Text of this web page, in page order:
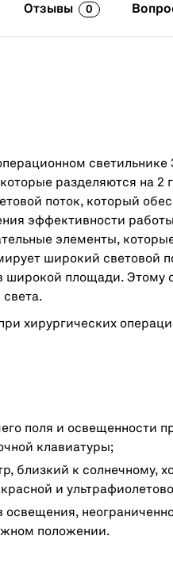
Отзывы 0
разделяются на 2
поток, который
эффективности
элементы,
широкий световой
широкой площади. Этому
хирургических
поля и освещенности
клавиатуры;
близкий к солнечному,
и
положении.